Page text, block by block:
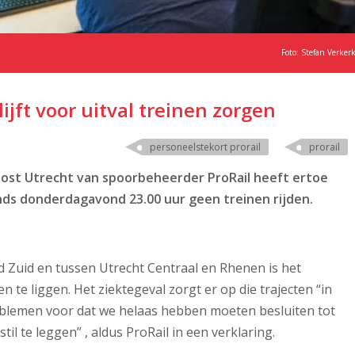
Foto: Stefan Verkerk
voor uitval treinen zorgen
personeelstekort prorail prorail
Utrecht van spoorbeheerder ProRail heeft ertoe
donderdagavond 23.00 uur geen treinen rijden.
en tussen Utrecht Centraal en Rhenen is het
te liggen. Het ziektegeval zorgt er op die trajecten “in
voor dat we helaas hebben moeten besluiten tot
te leggen” , aldus ProRail in een verklaring.